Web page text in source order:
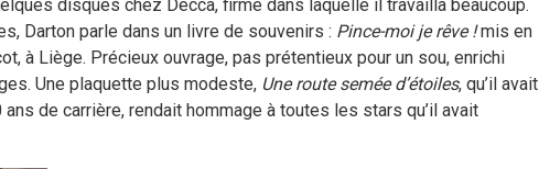
disques chez Decca, firme dans laquelle il travailla beaucoup.
Darton parle dans un livre de souvenirs : Pince-moi je rêve !mis en
à Liège. Précieux ouvrage, pas prétentieux pour un sou, enrichi
Une plaquette plus modeste, Une route semée d’étoiles, qu’il avait
de carrière, rendait hommage à toutes les stars qu’il avait